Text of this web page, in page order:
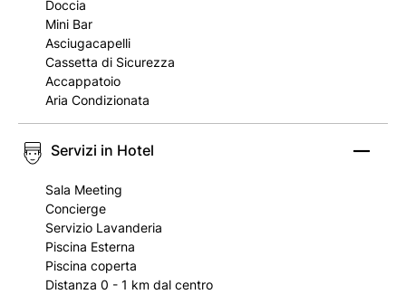
Doccia
Mini Bar
Asciugacapelli
Cassetta di Sicurezza
Accappatoio
Aria Condizionata
Servizi in Hotel
Sala Meeting
Concierge
Servizio Lavanderia
Piscina Esterna
Piscina coperta
Distanza 0 - 1 km dal centro